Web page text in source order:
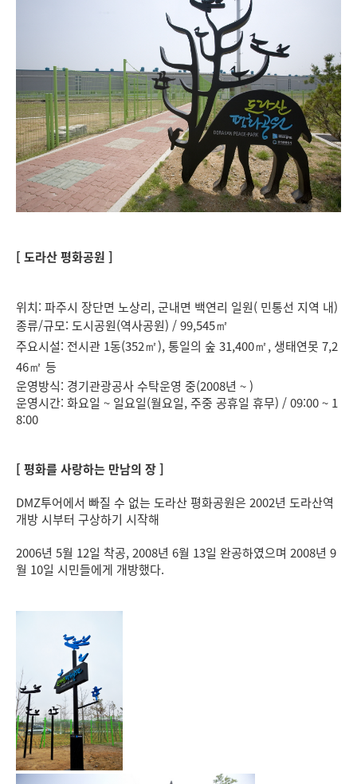
[ 도라산 평화공원 ]
위치: 파주시 장단면 노상리, 군내면 백연리 일원( 민통선 지역 내)
종류/규모: 도시공원(역사공원) / 99,545㎡
주요시설: 전시관 1동(352㎡), 통일의 숲 31,400㎡ , 생태연못 7,2
46㎡ 등
운영방식: 경기관광공사 수탁운영 중(2008년 ~ )
운영시간: 화요일 ~ 일요일(월요일, 주중 공휴일 휴무) / 09:00 ~ 1
8:00
[ 평화를 사랑하는 만남의 장 ]
DMZ투어에서 빠질 수 없는 도라산 평화공원은 2002년 도라산역
개방 시부터 구상하기 시작해
2006년 5월 12일 착공, 2008년 6월 13일 완공하였으며 2008년 9
월 10일 시민들에게 개방했다.